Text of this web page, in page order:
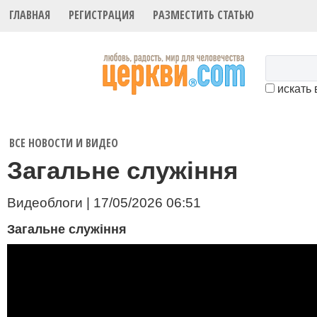
ГЛАВНАЯ РЕГИСТРАЦИЯ РАЗМЕСТИТЬ СТАТЬЮ
искать
ВСЕ НОВОСТИ И ВИДЕО
Загальне служіння
Видеоблоги | 17/05/2026 06:51
Загальне служіння